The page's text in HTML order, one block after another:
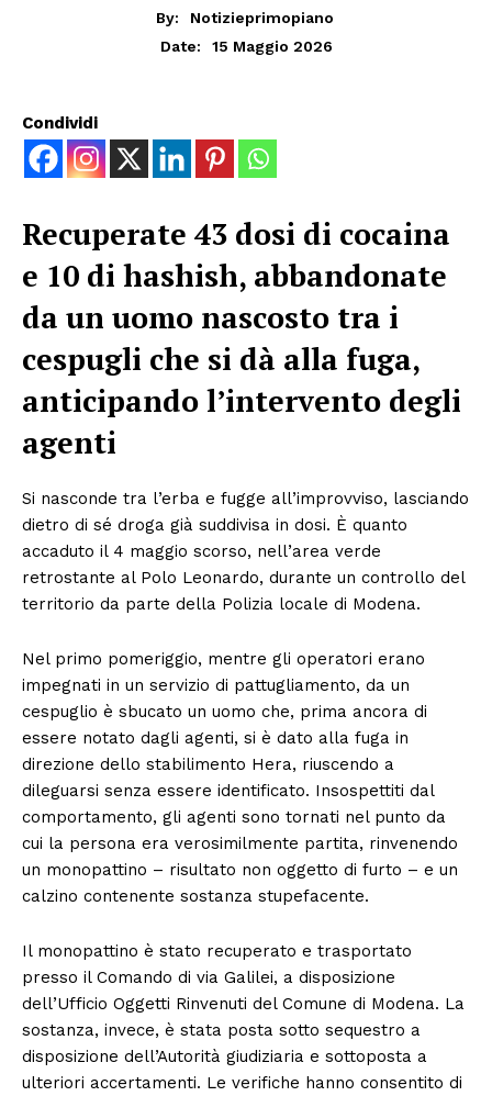
By:
Notizieprimopiano
Date:
15 Maggio 2026
Condividi
Recuperate 43 dosi di cocaina
e 10 di hashish, abbandonate
da un uomo nascosto tra i
cespugli che si dà alla fuga,
anticipando l’intervento degli
agenti
Si nasconde tra l’erba e fugge all’improvviso, lasciando
dietro di sé droga già suddivisa in dosi. È quanto
accaduto il 4 maggio scorso, nell’area verde
retrostante al Polo Leonardo, durante un controllo del
territorio da parte della Polizia locale di Modena.
Nel primo pomeriggio, mentre gli operatori erano
impegnati in un servizio di pattugliamento, da un
cespuglio è sbucato un uomo che, prima ancora di
essere notato dagli agenti, si è dato alla fuga in
direzione dello stabilimento Hera, riuscendo a
dileguarsi senza essere identificato. Insospettiti dal
comportamento, gli agenti sono tornati nel punto da
cui la persona era verosimilmente partita, rinvenendo
un monopattino – risultato non oggetto di furto – e un
calzino contenente sostanza stupefacente.
Il monopattino è stato recuperato e trasportato
presso il Comando di via Galilei, a disposizione
dell’Ufficio Oggetti Rinvenuti del Comune di Modena. La
sostanza, invece, è stata posta sotto sequestro a
disposizione dell’Autorità giudiziaria e sottoposta a
ulteriori accertamenti. Le verifiche hanno consentito di